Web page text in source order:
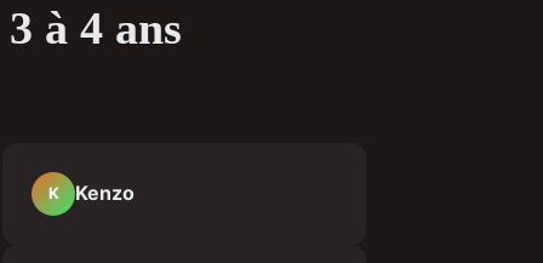
à 4 ans
K Kenzo